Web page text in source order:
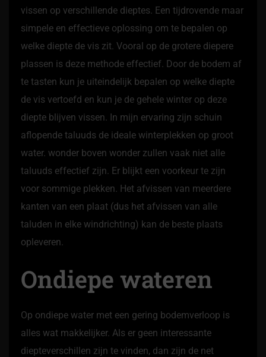
vissen op verschillende dieptes. Een tijdrovende maar
simpele en effectieve oplossing om te bepalen op
welke diepte de vis zit. Vooral op de grotere diepere
plassen is deze methode effectief. Door de bodem af
te tasten kun je uiteindelijk bepalen op welke diepte
de vis vertoefd en kun je de gehele winter op deze
diepte blijven vissen. In mijn ervaring zijn schuin
aflopende taluuds de ideale winterplekken op groot
water. wonder boven wonder zullen vaak niet alle
taluuds effectief zijn. Er blijkt een voorkeur te zijn
voor sommige plekken. Het afvissen van meerdere
kanten van een plaat (dus het afvissen van alle
taluden in elke windrichting) kan de beste plaats
opleveren.
Ondiepe wateren
Op ondiepe water met een gering bodemverloop is
alles wat makkelijker. Als er geen interessante
diepteverschillen zijn te vinden, dan zijn de net